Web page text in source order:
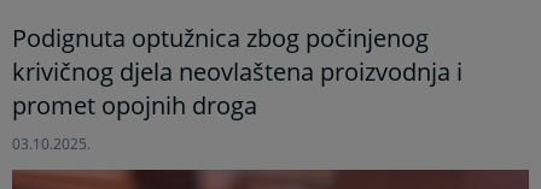
Podignuta optužnica zbog počinjenog
krivičnog djela neovlaštena proizvodnja i
promet opojnih droga
03.10.2025.